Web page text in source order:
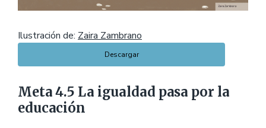
Ilustración de: Zaira Zambrano
Descargar
Meta 4.5 La igualdad pasa por la
educación